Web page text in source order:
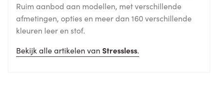
Ruim aanbod aan modellen, met verschillende
afmetingen, opties en meer dan 160 verschillende
kleuren leer en stof.
Bekijk alle artikelen van Stressless.